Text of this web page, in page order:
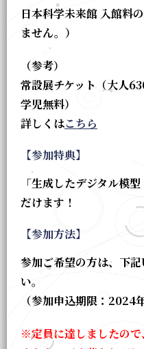
日本科学未来館 入館料
ません。）
（参考）
常設展チケット（大人
学児無料）
詳しくはこちら
【参加特典】
「生成したデジタル模
だけます ！
【参加方法】
参加ご希望の方は、下記
い。
（参加申込期限：2024
※定員に達しましたの